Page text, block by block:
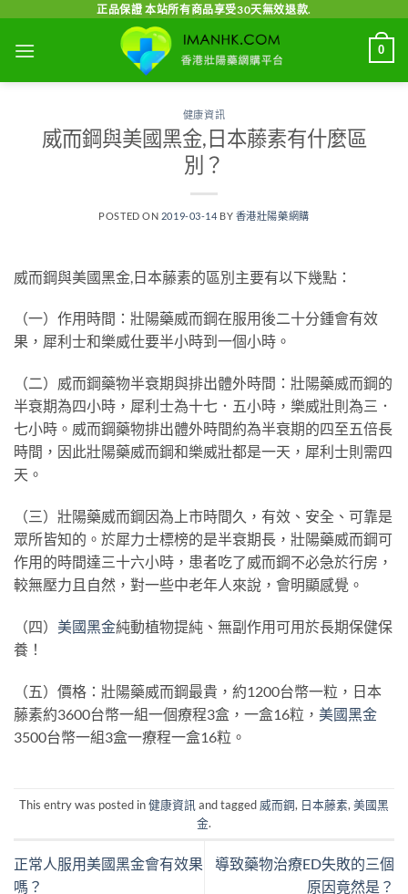
content
正品保證 本站所有商品享受30天無效退款.
0
健康資訊
威而鋼與美國黑金,日本藤素有什麼區
別？
POSTED ON 2019-03-14 BY 香港壯陽藥網購
威而鋼與美國黑金,日本藤素的區別主要有以下幾點：
（一）作用時間：壯陽藥威而鋼在服用後二十分鍾會有效
果，犀利士和樂威仕要半小時到一個小時。
（二）威而鋼藥物半衰期與排出體外時間：壯陽藥威而鋼的
半衰期為四小時，犀利士為十七．五小時，樂威壯則為三．
七小時。威而鋼藥物排出體外時間約為半衰期的四至五倍長
時間，因此壯陽藥威而鋼和樂威壯都是一天，犀利士則需四
天。
（三）壯陽藥威而鋼因為上市時間久，有效、安全、可靠是
眾所皆知的。於犀力士標榜的是半衰期長，壯陽藥威而鋼可
作用的時間達三十六小時，患者吃了威而鋼不必急於行房，
較無壓力且自然，對一些中老年人來說，會明顯感覺。
（四） 美國黑金純動植物提純、無副作用可用於長期保健保
養！
（五）價格：壯陽藥威而鋼最貴，約1200台幣一粒，日本
藤素約3600台幣一組一個療程3盒，一盒16粒， 美國黑金
3500台幣一組3盒一療程一盒16粒。
This entry was posted in健康資訊 and tagged 威而鋼, 日本藤素, 美國黑
金.
正常人服用美國黑金會有效果
嗎？
導致藥物治療ED失敗的三個
原因竟然是？